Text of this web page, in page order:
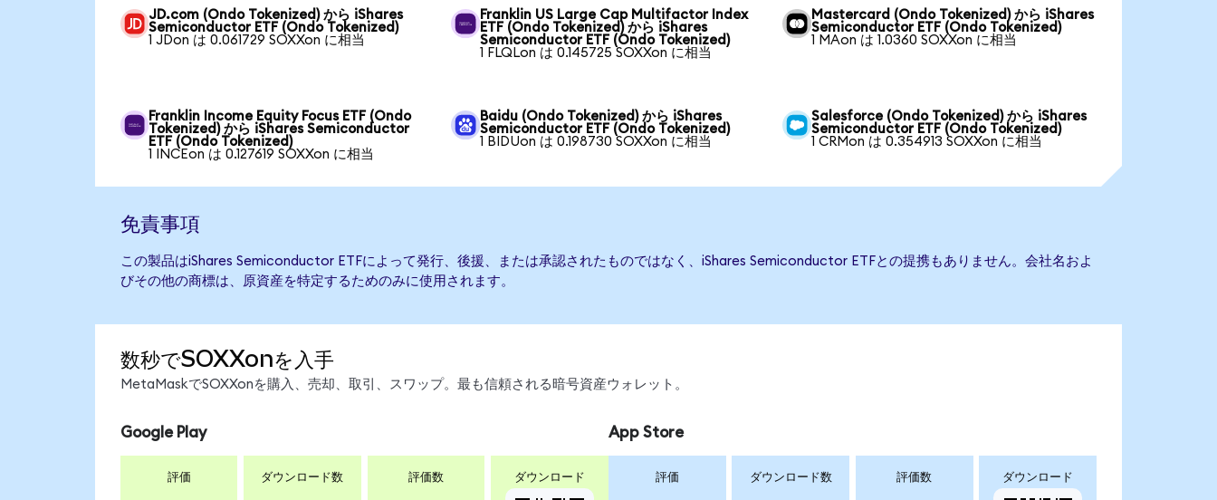
JD.com (Ondo Tokenized) から iShares
Semiconductor ETF (Ondo Tokenized)
1 JDon は 0.061729 SOXXon に相当
Franklin US Large Cap Multifactor Index
ETF (Ondo Tokenized) から iShares
Semiconductor ETF (Ondo Tokenized)
1 FLQLon は 0.145725 SOXXon に相当
Mastercard (Ondo Tokenized) から iShares
Semiconductor ETF (Ondo Tokenized)
1 MAon は 1.0360 SOXXon に相当
Franklin Income Equity Focus ETF (Ondo
Tokenized) から iShares Semiconductor
ETF (Ondo Tokenized)
1 INCEon は 0.127619 SOXXon に相当
Baidu (Ondo Tokenized) から iShares
Semiconductor ETF (Ondo Tokenized)
1 BIDUon は 0.198730 SOXXon に相当
Salesforce (Ondo Tokenized) から iShares
Semiconductor ETF (Ondo Tokenized)
1 CRMon は 0.354913 SOXXon に相当
免責事項
この製品はiShares Semiconductor ETFによって発行、後援、または承認されたものではなく、iShares Semiconductor ETFとの提携もありません。会社名およ
びその他の商標は、原資産を特定するためのみに使用されます。
数秒でSOXXonを入手
MetaMaskでSOXXonを購入、売却、取引、スワップ。最も信頼される暗号資産ウォレット。
Google Play
評価 ダウンロード数 評価数 ダウンロード
App Store
評価 ダウンロード数 評価数 ダウンロード